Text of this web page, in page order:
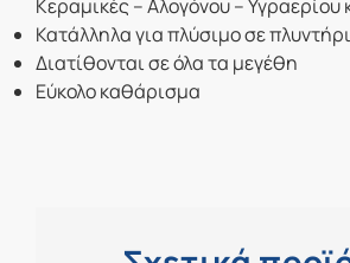
Κεραμικές – Αλογόνου – Υγραερίου
Κατάλληλα για πλύσιμο σε
Διατίθονται σε όλα τα μεγέθη
Εύκολο καθάρισμα